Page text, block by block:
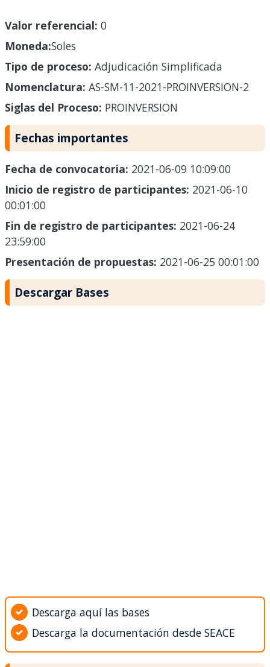
Valor referencial: 0
Moneda:Soles
Tipo de proceso: Adjudicación Simplificada
Nomenclatura: AS-SM-11-2021-PROINVERSION-2
Siglas del Proceso: PROINVERSION
Fechas importantes
Fecha de convocatoria: 2021-06-09 10:09:00
Inicio de registro de participantes: 2021-06-10
00:01:00
Fin de registro de participantes: 2021-06-24
23:59:00
Presentación de propuestas: 2021-06-25 00:01:00
Descargar Bases
Descarga aquí las bases
Descarga la documentación desde SEACE